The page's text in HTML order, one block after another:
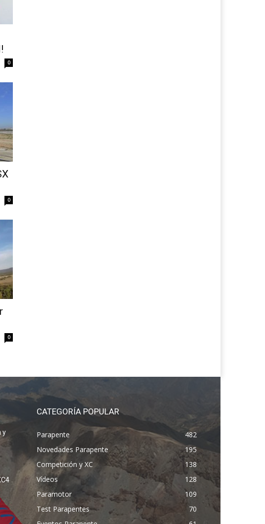
0
0
0
y
CATEGORÍA POPULAR
Parapente
482
Novedades Parapente
195
Competición y XC
138
Vídeos
128
Paramotor
109
Test Parapentes
70